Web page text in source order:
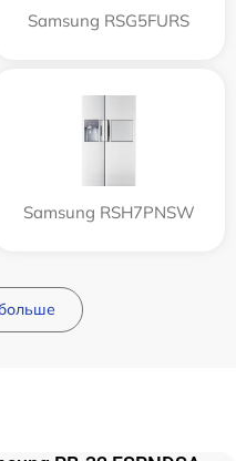
Samsung RSG5FURS
Samsung RSH7PNSW